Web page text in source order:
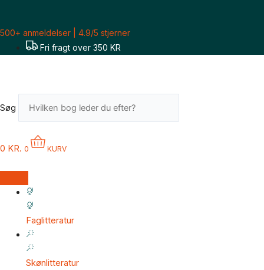
indholdet
500+ anmeldelser | 4.9/5 stjerner
Fri fragt over 350 KR
Søg
0 KR. 0 KURV
Faglitteratur
Skønlitteratur